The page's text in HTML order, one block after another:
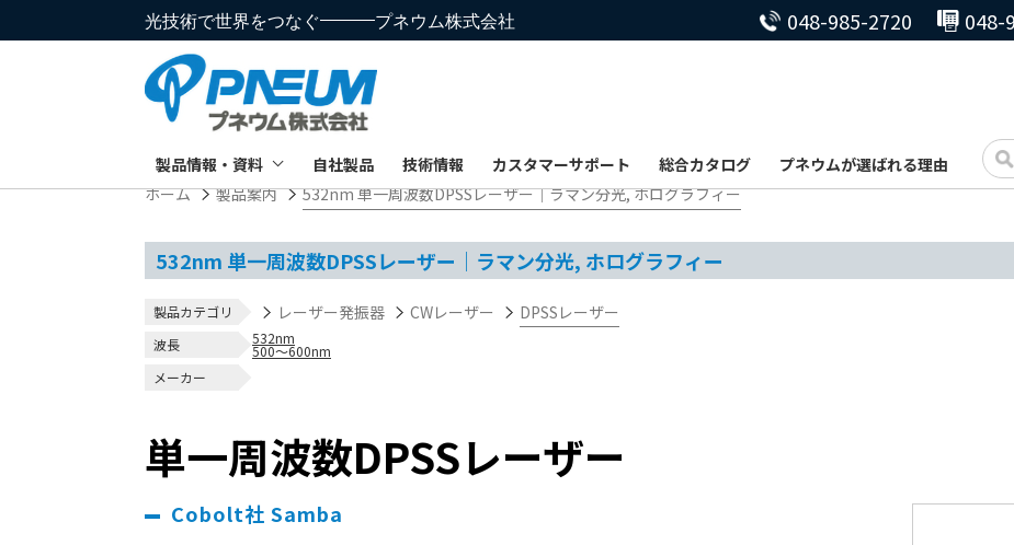
光技術で世界をつなぐ プネウム株式会社 048-985-2720 048-
製品情報・資料 自社製品 技術情報 カスタマーサポート 総合カタログ プネウムが選ばれる理由
ホーム 製品案内 532nm 単一周波数DPSSレーザー｜ラマン分光, ホログラフィー
532nm 単一周波数DPSSレーザー｜ラマン分光, ホログラフィー
製品カテゴリ レーザー発振器 CWレーザー DPSSレーザー
波長 532nm
500～600nm
メーカー
単一周波数DPSSレーザー
Cobolt社 Samba